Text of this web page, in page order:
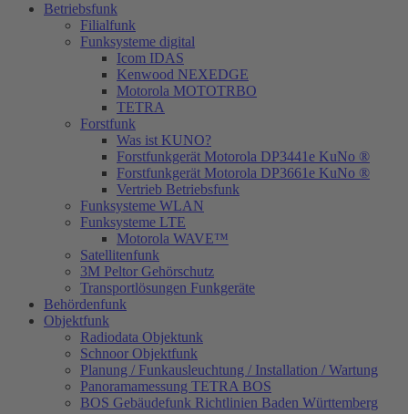
Betriebsfunk
Filialfunk
Funksysteme digital
Icom IDAS
Kenwood NEXEDGE
Motorola MOTOTRBO
TETRA
Forstfunk
Was ist KUNO?
Forstfunkgerät Motorola DP3441e KuNo ®
Forstfunkgerät Motorola DP3661e KuNo ®
Vertrieb Betriebsfunk
Funksysteme WLAN
Funksysteme LTE
Motorola WAVE™
Satellitenfunk
3M Peltor Gehörschutz
Transportlösungen Funkgeräte
Behördenfunk
Objektfunk
Radiodata Objektunk
Schnoor Objektfunk
Planung / Funkausleuchtung / Installation / Wartung
Panoramamessung TETRA BOS
BOS Gebäudefunk Richtlinien Baden Württemberg